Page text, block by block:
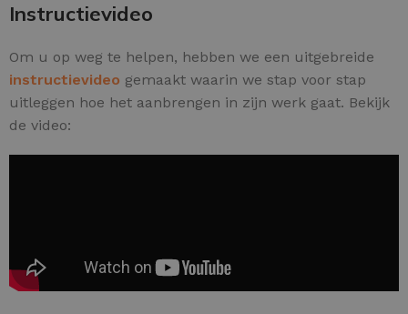
Instructievideo
Om u op weg te helpen, hebben we een uitgebreide
instructievideo gemaakt waarin we stap voor stap
uitleggen hoe het aanbrengen in zijn werk gaat. Bekijk
de video: